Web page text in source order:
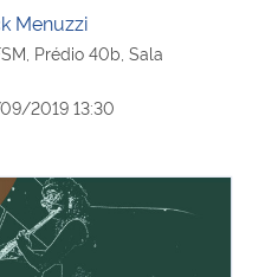
Menuzzi
Prédio 40b, Sala
2019 13:30
- Duo Arsis